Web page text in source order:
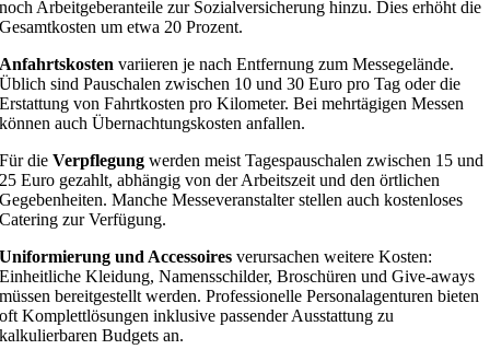
noch Arbeitgeberanteile zur Sozialversicherung hinzu. Dies erhöht die
Gesamtkosten um etwa 20 Prozent.
Anfahrtskosten variieren je nach Entfernung zum Messegelände.
Üblich sind Pauschalen zwischen 10 und 30 Euro pro Tag oder die
Erstattung von Fahrtkosten pro Kilometer. Bei mehrtägigen Messen
können auch Übernachtungskosten anfallen.
Für dieVerpflegung werden meist Tagespauschalen zwischen 15 und
25 Euro gezahlt, abhängig von der Arbeitszeit und den örtlichen
Gegebenheiten. Manche Messeveranstalter stellen auch kostenloses
Catering zur Verfügung.
Uniformierung und Accessoires verursachen weitere Kosten:
Einheitliche Kleidung, Namensschilder, Broschüren und Give-aways
müssen bereitgestellt werden. Professionelle Personalagenturen bieten
oft Komplettlösungen inklusive passender Ausstattung zu
kalkulierbaren Budgets an.